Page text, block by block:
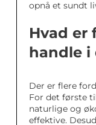
opnå et sundt
Hvad er
handle i
Der er flere
For det første
naturlige og
effektive.